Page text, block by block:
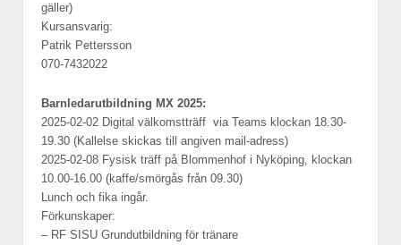
gäller)
Kursansvarig:
Patrik Pettersson
070-7432022
Barnledarutbildning MX 2025:
2025-02-02 Digital välkomstträff via Teams klockan 18.30-
19.30 (Kallelse skickas till angiven mail-adress)
2025-02-08 Fysisk träff på Blommenhof i Nyköping, klockan
10.00-16.00 (kaffe/smörgås från 09.30)
Lunch och fika ingår.
Förkunskaper:
– RF SISU Grundutbildning för tränare